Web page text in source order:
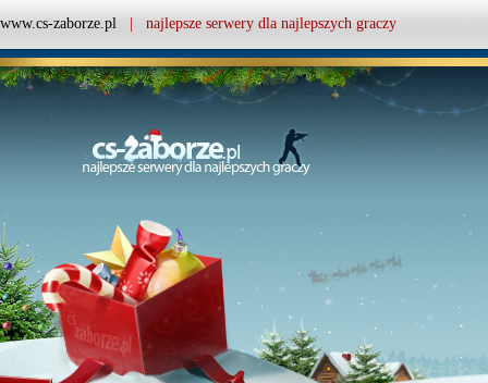
www.cs-zaborze.pl | najlepsze serwery dla najlepszych graczy